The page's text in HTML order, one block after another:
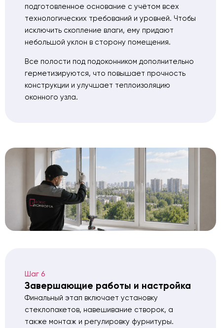
подготовленное основание с учётом всех
технологических требований и уровней. Чтобы
исключить скопление влаги, ему придают
небольшой уклон в сторону помещения.
Все полости под подоконником дополнительно
герметизируются, что повышает прочность
конструкции и улучшает теплоизоляцию
оконного узла.
Шаг 6
Завершающие работы и настройка
Финальный этап включает установку
стеклопакетов, навешивание створок, а
также монтаж и регулировку фурнитуры.